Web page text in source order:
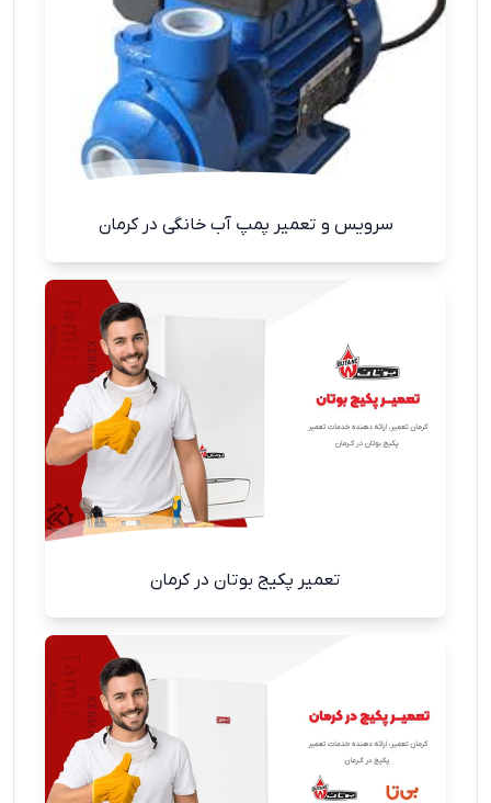
سرویس و تعمیر پمپ آب خانگی در کرمان
تعمیر پکیج بوتان در کرمان